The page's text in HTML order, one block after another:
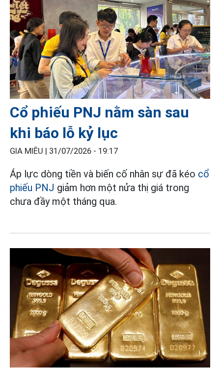
Cổ phiếu PNJ nằm sàn sau
khi báo lỗ kỷ lục
GIA MIÊU | 31/07/2026 - 19:17
Áp lực dòng tiền và biến cố nhân sự đã kéo cổ
phiếu PNJ giảm hơn một nửa thị giá trong
chưa đầy một tháng qua.